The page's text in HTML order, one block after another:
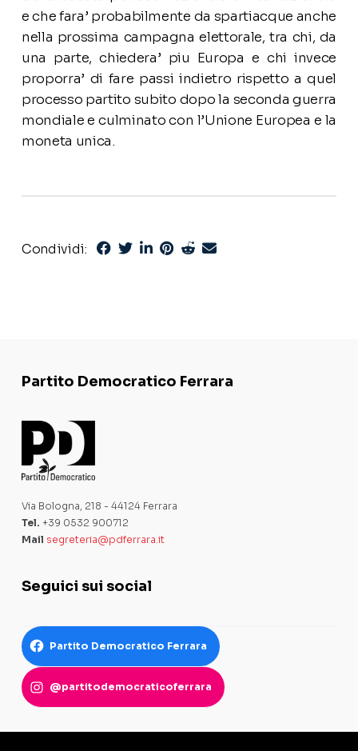
e che fara’ probabilmente da spartiacque anche
nella prossima campagna elettorale, tra chi, da
una parte, chiedera’ piu Europa e chi invece
proporra’ di fare passi indietro rispetto a quel
processo partito subito dopo la seconda guerra
mondiale e culminato con l’Unione Europea e la
moneta unica.
Condividi:
Partito Democratico Ferrara
Via Bologna, 218 - 44124 Ferrara
Tel. +39 0532 900712
Mail segreteria@pdferrara.it
Seguici sui social
Partito Democratico Ferrara
@partitodemocraticoferrara